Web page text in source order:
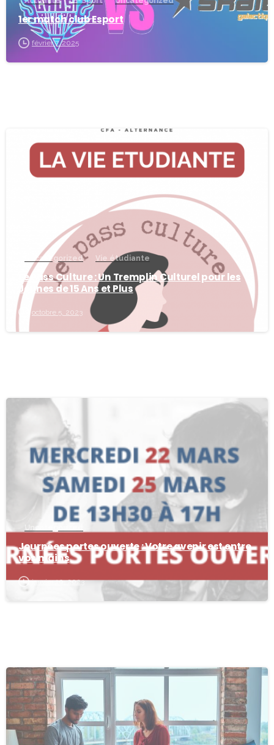
1er match club Esport
février 7, 2025
Uncategorized Vie étudiante
Le Pass Culture : Un Tremplin Culturel pour les
Jeunes de 15 Ans et Plus
octobre 5, 2023
Journées portes ouverte : Votre avenir est entre
vos mains
janvier 10, 2023